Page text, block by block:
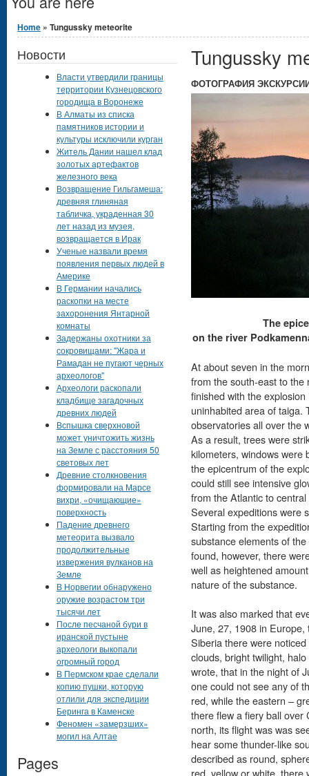
Home » Tungussky meteorite
Tungussky
ФОТОГРАФИЯ
The
on the river
At about seven in the
from the south-east to the
finished with the
uninhabited area of taiga.
observatories all over the
As a result, trees were
kilometers, windows were
the epicentrum of the
could still see intensive
from the Atlantic to
Several expeditions were
Starting from the
substance elements of
found, however, there
well as heightened
nature of the substance.
It was also marked that
June, 27, 1908 in
Siberia there were
clouds, bright twilight,
wrote, that in the night of
one could not see any of
red, while the eastern –
there flew a fiery ball over
north, its flight was was
hear some thunder-like
described as round,
red, yellow or white, there
Новости
Власти утвердили границы
территории Кузнецовского
городища в Воронеже
В Алматы из списка
памятников истории и
культуры исключили курган
Житель Дании нашел клад
золотых артефактов
железного века
Возвращение Гильгамеша:
древняя глиняная
табличка, украденная 30
лет назад из музея,
возвращается в Ирак
Ученые назвали время
появления первых людей в
Америке
В Германии начались
раскопки на месте
захоронения Янтарной
комнаты
Задержаны охотники за
сокровищами: "Жара и
Рамадан не пугают черных
археологов"
Археологи раскопали
кладбище загадочных
древних людей
Вспышка сверхновой
может уничтожить жизнь
на Земле с расстояния 50
световых лет
Древние столкновения
формировали на Марсе
вихри, «очищающие»
поверхность
Падение древнего
метеорита вызвало
продолжительные
извержения вулканов на
Земле
В Норвегии обнаружено
оружие возрастом три
тысячи лет
После песчаной бури в
иранской пустыне
археологи выкопали
огромный город
В Пермском крае сделали
копию пушки, которую
отлили для экспедиции
Беринга в Каменске
Феномен «замерзших»
могил на Алтае
Pages